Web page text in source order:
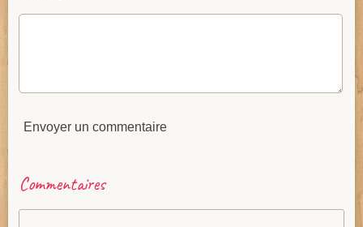
Envoyer un commentaire
Commentaires